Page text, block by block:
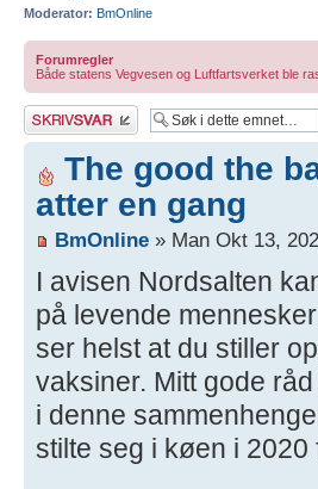
Moderator: BmOnline
Forumregler
Både statens Vegvesen og Luftfartsverket ble
Skriv et svar
The good the
atter en gang
BmOnline » Man Okt 13,
I avisen Nordsalten
på levende
ser helst at du stiller
vaksiner. Mitt gode
i denne
stilte seg i køen i